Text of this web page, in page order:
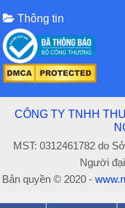
Thông tin
CÔNG TY TNHH
MST: 0312461782 do
Người
Bản quyền © 2020 -